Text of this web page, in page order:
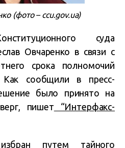
(фото – ccu.gov.ua)
суда
Овчаренко в связи с
срока полномочий
Как сообщили в пресс-
было принято на
пишет “Интерфакс-
путем тайного